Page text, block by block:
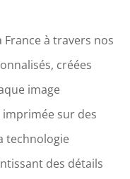
France à travers nos
créées
image
sur des
technologie
des détails